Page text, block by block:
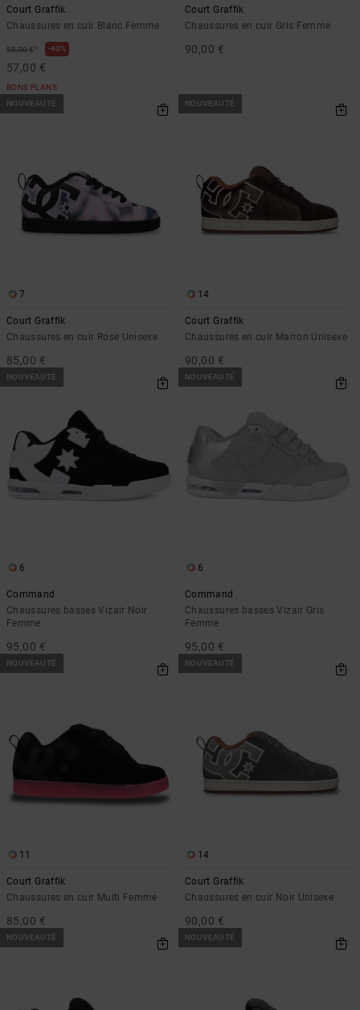
Court Graffik
Chaussures en cuir Blanc Femme
95,00 €* 40%
57,00 €
BONS PLANS
Court Graffik
Chaussures en cuir Gris Femme
90,00 €
NOUVEAUTÉ
7
Court Graffik
Chaussures en cuir Rose Unisexe
85,00 €
NOUVEAUTÉ
14
Court Graffik
Chaussures en cuir Marron Unisexe
90,00 €
NOUVEAUTÉ
6
Command
Chaussures basses Vizair Noir
Femme
95,00 €
NOUVEAUTÉ
6
Command
Chaussures basses Vizair Gris
Femme
95,00 €
NOUVEAUTÉ
11
Court Graffik
Chaussures en cuir Multi Femme
85,00 €
NOUVEAUTÉ
14
Court Graffik
Chaussures en cuir Noir Unisexe
90,00 €
NOUVEAUTÉ NOUVEAUTÉ